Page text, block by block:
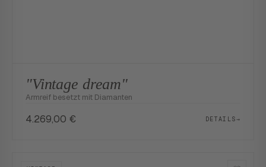
"Vintage dream"
Armreif besetzt mit Diamanten
4.269,00 € DETAILS→